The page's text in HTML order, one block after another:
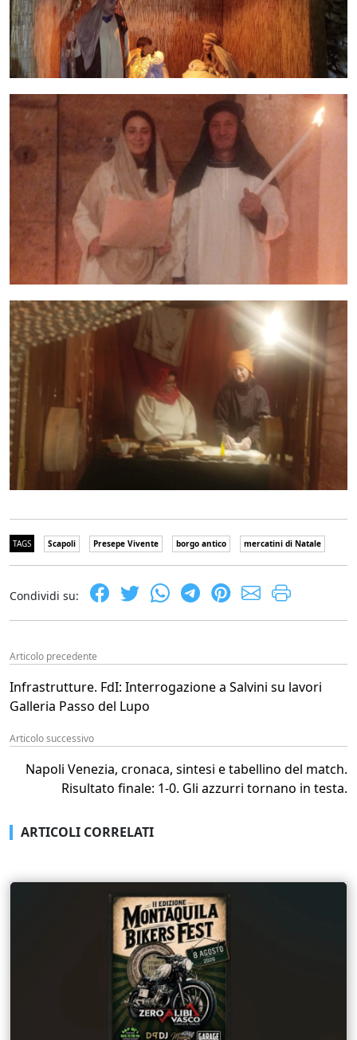
TAGS Scapoli Presepe Vivente borgo antico mercatini di Natale
Condividi su:
Articolo precedente
Infrastrutture. FdI: Interrogazione a Salvini su lavori
Galleria Passo del Lupo
Articolo successivo
Napoli Venezia, cronaca, sintesi e tabellino del match.
Risultato finale: 1-0. Gli azzurri tornano in testa.
ARTICOLI CORRELATI